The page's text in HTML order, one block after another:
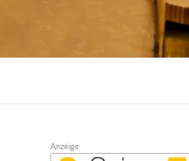
Anzeige